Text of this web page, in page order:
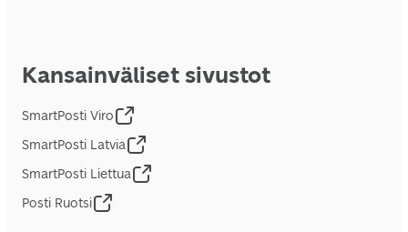
Kansainväliset sivustot
SmartPosti Viro
SmartPosti Latvia
SmartPosti Liettua
Posti Ruotsi